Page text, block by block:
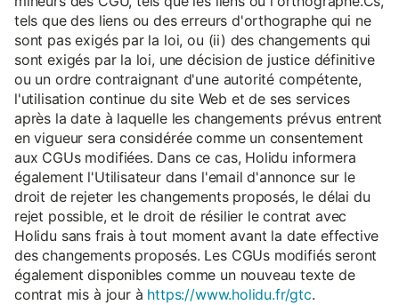
tels que des liens ou des erreurs d'orthographe qui ne
sont pas exigés par la loi, ou (ii) des changements qui
sont exigés par la loi, une décision de justice définitive
ou un ordre contraignant d'une autorité compétente,
l'utilisation continue du site Web et de ses services
après la date à laquelle les changements prévus entrent
en vigueur sera considérée comme un consentement
aux CGUs modifiées. Dans ce cas, Holidu informera
également l'Utilisateur dans l'email d'annonce sur le
droit de rejeter les changements proposés, le délai du
rejet possible, et le droit de résilier le contrat avec
Holidu sans frais à tout moment avant la date effective
des changements proposés. Les CGUs modifiés seront
également disponibles comme un nouveau texte de
contrat mis à jour à https://www.holidu.fr/gtc.